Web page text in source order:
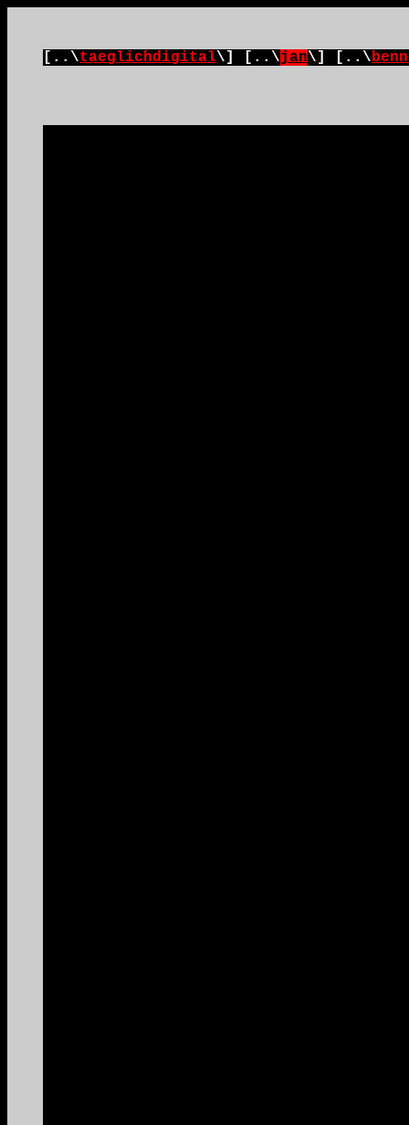
[..\taeglichdigital\] [..\jan\] [..\